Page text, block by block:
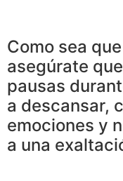
Como sea
asegúrate
pausas
a descansar,
emociones y
a una